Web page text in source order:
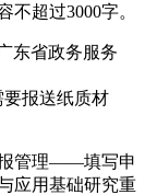
超过3000字。
东省政务服务
要报送纸质材
管理——填写申
应用基础研究重